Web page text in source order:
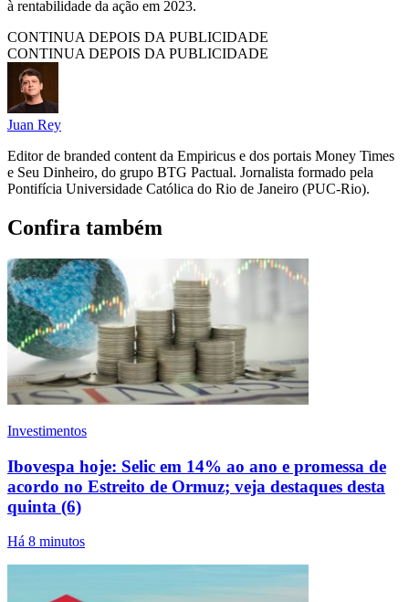
à rentabilidade da ação em 2023.
CONTINUA DEPOIS DA PUBLICIDADE
CONTINUA DEPOIS DA PUBLICIDADE
Juan Rey
Editor de branded content da Empiricus e dos portais Money Times
e Seu Dinheiro, do grupo BTG Pactual. Jornalista formado pela
Pontifícia Universidade Católica do Rio de Janeiro (PUC-Rio).
Confira também
Investimentos
Ibovespa hoje: Selic em 14% ao ano e promessa de
acordo no Estreito de Ormuz; veja destaques desta
quinta (6)
Há 8 minutos